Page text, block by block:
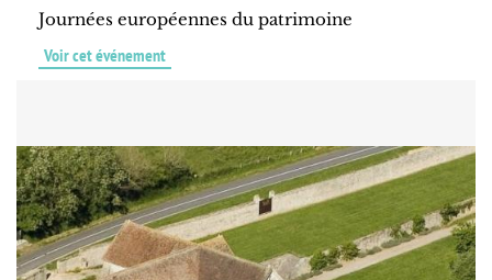
Journées européennes du patrimoine
Voir cet événement